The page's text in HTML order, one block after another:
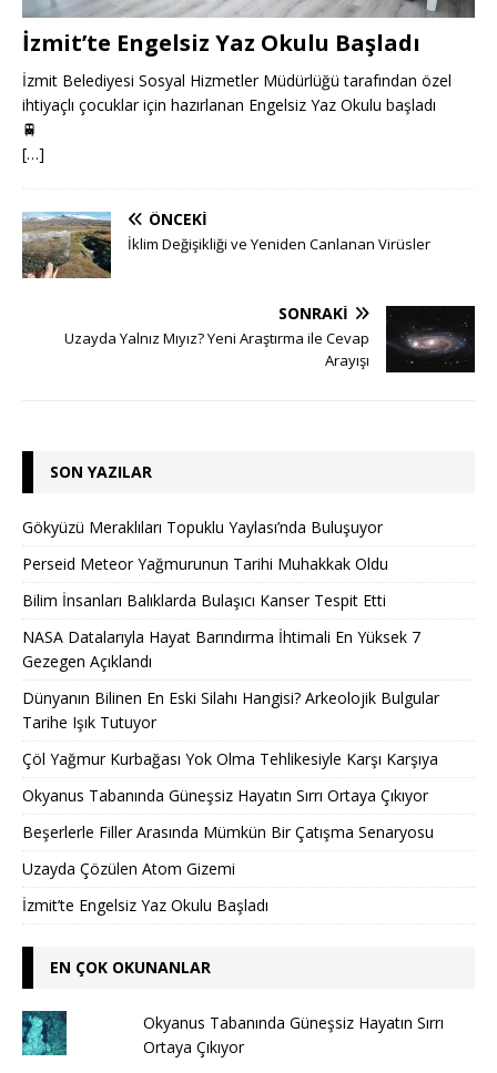
İzmit’te Engelsiz Yaz Okulu Başladı
İzmit Belediyesi Sosyal Hizmetler Müdürlüğü tarafından özel
ihtiyaçlı çocuklar için hazırlanan Engelsiz Yaz Okulu başladı
🚆
[…]
ÖNCEKI
İklim Değişikliği ve Yeniden Canlanan Virüsler
SONRAKI
Uzayda Yalnız Mıyız? Yeni Araştırma ile Cevap
Arayışı
SON YAZILAR
Gökyüzü Meraklıları Topuklu Yaylası’nda Buluşuyor
Perseid Meteor Yağmurunun Tarihi Muhakkak Oldu
Bilim İnsanları Balıklarda Bulaşıcı Kanser Tespit Etti
NASA Datalarıyla Hayat Barındırma İhtimali En Yüksek 7
Gezegen Açıklandı
Dünyanın Bilinen En Eski Silahı Hangisi? Arkeolojik Bulgular
Tarihe Işık Tutuyor
Çöl Yağmur Kurbağası Yok Olma Tehlikesiyle Karşı Karşıya
Okyanus Tabanında Güneşsiz Hayatın Sırrı Ortaya Çıkıyor
Beşerlerle Filler Arasında Mümkün Bir Çatışma Senaryosu
Uzayda Çözülen Atom Gizemi
İzmit’te Engelsiz Yaz Okulu Başladı
EN ÇOK OKUNANLAR
Okyanus Tabanında Güneşsiz Hayatın Sırrı
Ortaya Çıkıyor